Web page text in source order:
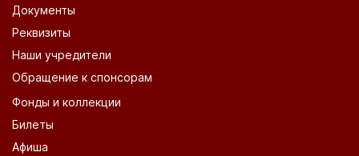
Документы
Реквизиты
Наши учредители
Обращение к спонсорам
Фонды и коллекции
Билеты
Афиша